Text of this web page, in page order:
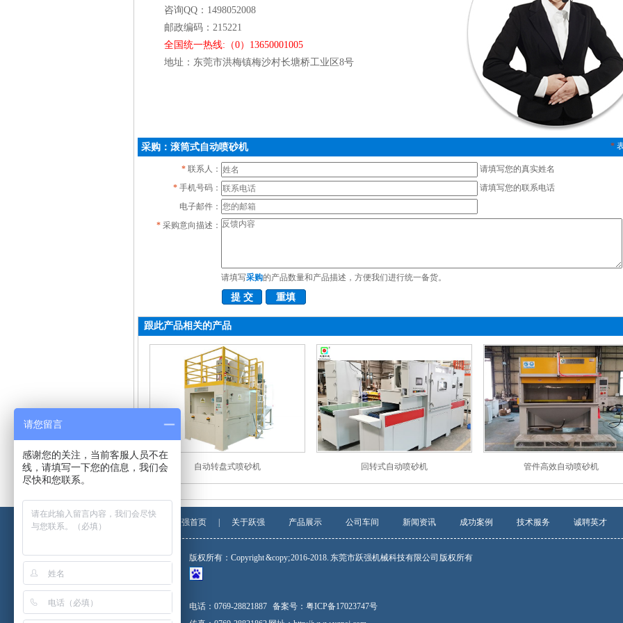
咨询QQ：1498052008
邮政编码：215221
全国统一热线:（0）13650001005
地址：东莞市洪梅镇梅沙村长塘桥工业区8号
*
采购：滚筒式自动喷砂机
* 联系人：
请填写您的真实姓名
* 手机号码：
请填写您的联系电话
电子邮件：
* 采购意向描述：
请填写采购的产品数量和产品描述，方便我们进行统一备货。
跟此产品相关的产品
自动转盘式喷砂机 回转式自动喷砂机 管件高效自动喷砂机
跃强首页 关于跃强 产品展示 公司车间 新闻资讯 成功案例 技术服务 诚聘英才
版权所有：Copyright &copy; 2016-2018. 东莞市跃强机械科技有限公司 版权所有
电话：0769-28821887 备案号： 粤ICP备17023747号
请您留言
感谢您的关注，当前客服人员不在
线，请填写一下您的信息，我们会
尽快和您联系。